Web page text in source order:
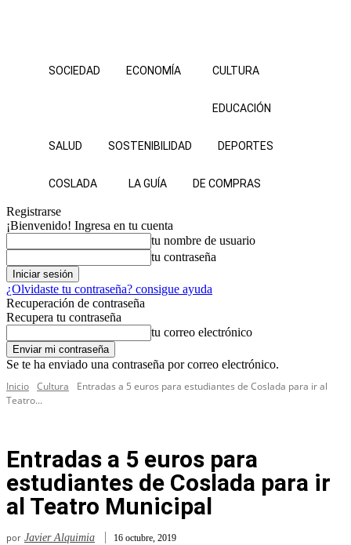
SOCIEDAD ECONOMÍA CULTURA
EDUCACIÓN
SALUD SOSTENIBILIDAD DEPORTES
COSLADA LA GUÍA DE COMPRAS
Registrarse
¡Bienvenido! Ingresa en tu cuenta
tu nombre de usuario
tu contraseña
¿Olvidaste tu contraseña? consigue ayuda
Recuperación de contraseña
Recupera tu contraseña
tu correo electrónico
Se te ha enviado una contraseña por correo electrónico.
Inicio Cultura
Entradas a 5 euros para estudiantes de Coslada para ir al
Teatro...
Entradas a 5 euros para
estudiantes de Coslada para ir
al Teatro Municipal
por Javier Alquimia 16 octubre, 2019